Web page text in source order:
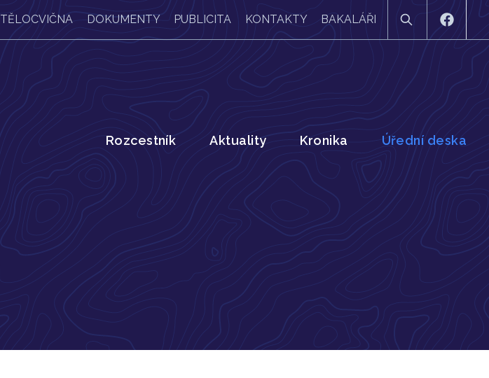
TĚLOCVIČNA DOKUMENTY PUBLICITA KONTAKTY BAKALÁŘI
Rozcestník Aktuality Kronika Úřední deska